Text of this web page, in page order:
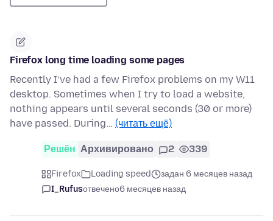
Firefox long time loading some pages
Recently I’ve had a few Firefox problems on my W11
desktop. Sometimes when I try to load a website,
nothing appears until several seconds (30 or more)
have passed. During… (читать ещё)
Решён Архивировано 2 339
Firefox Loading speed
задан 6 месяцев назад
I_Rufusотвечено6 месяцев назад